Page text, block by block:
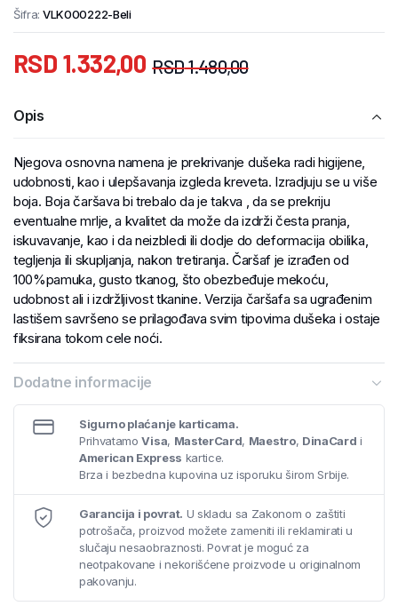
Šifra: VLK000222-Beli
RSD1.480,00
RSD 1.332,00
Opis
Njegova osnovna namena je prekrivanje dušeka radi higijene,
udobnosti, kao i ulepšavanja izgleda kreveta. Izradjuju se u više
boja. Boja čaršava bi trebalo da je takva , da se prekriju
eventualne mrlje, a kvalitet da može da izdrži česta pranja,
iskuvavanje, kao i da neizbledi ili dodje do deformacija obilika,
tegljenja ili skupljanja, nakon tretiranja. Čaršaf je izrađen od
100%pamuka, gusto tkanog, što obezbeđuje mekoću,
udobnost ali i izdržljivost tkanine. Verzija čaršafa sa ugrađenim
lastišem savršeno se prilagođava svim tipovima dušeka i ostaje
fiksirana tokom cele noći.
Dodatne informacije
Sigurno plaćanje karticama.
PrihvatamoVisa, MasterCard, Maestro, DinaCard i
American Express kartice.
Brza i bezbedna kupovina uz isporuku širom Srbije.
Garancija i povrat. U skladu sa Zakonom o zaštiti
potrošača, proizvod možete zameniti ili reklamirati u
slučaju nesaobraznosti. Povrat je moguć za
neotpakovane i nekorišćene proizvode u originalnom
pakovanju.